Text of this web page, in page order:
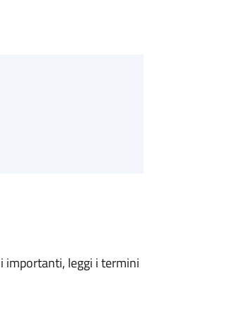
importanti, leggi i termini